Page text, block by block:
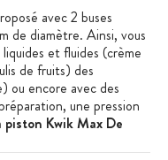
avec 2 buses
de diamètre. Ainsi, vous
et fluides (crème
de fruits) des
ou encore avec des
une pression
Kwik Max De